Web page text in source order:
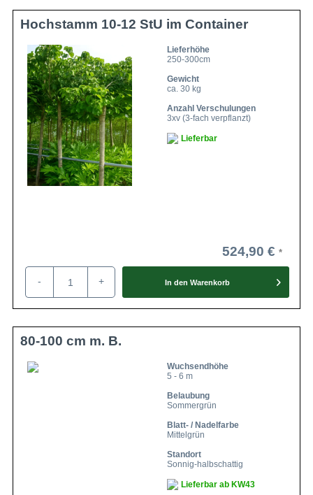
Hochstamm 10-12 StU im Container
Lieferhöhe
250-300cm
Gewicht
ca. 30 kg
Anzahl Verschulungen
3xv (3-fach verpflanzt)
Lieferbar
524,90 €
- + In den Warenkorb
80-100 cm m. B.
Wuchsendhöhe
5 - 6 m
Belaubung
Sommergrün
Blatt- / Nadelfarbe
Mittelgrün
Standort
Sonnig-halbschattig
Lieferbar ab KW43